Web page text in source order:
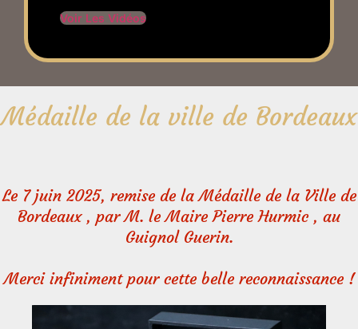
Voir Les Vidéos
Médaille de la ville de Bordeaux
Le 7 juin 2025, remise de la Médaille de la Ville de
Bordeaux , par M. le Maire Pierre Hurmic , au
Guignol Guerin.
Merci infiniment pour cette belle reconnaissance !